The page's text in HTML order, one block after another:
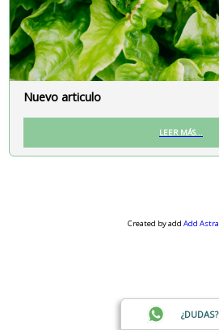
¿DUDAS?
Nuevo articulo
LEER MÁS...
Created by add Add Astra